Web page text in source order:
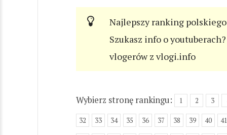
Najlepszy ranking
Szukasz info o
vlogerów z vlogi.info
Wybierz stronę rankingu: 1 2 3
32 33 34 35 36 37 38 39 40 41